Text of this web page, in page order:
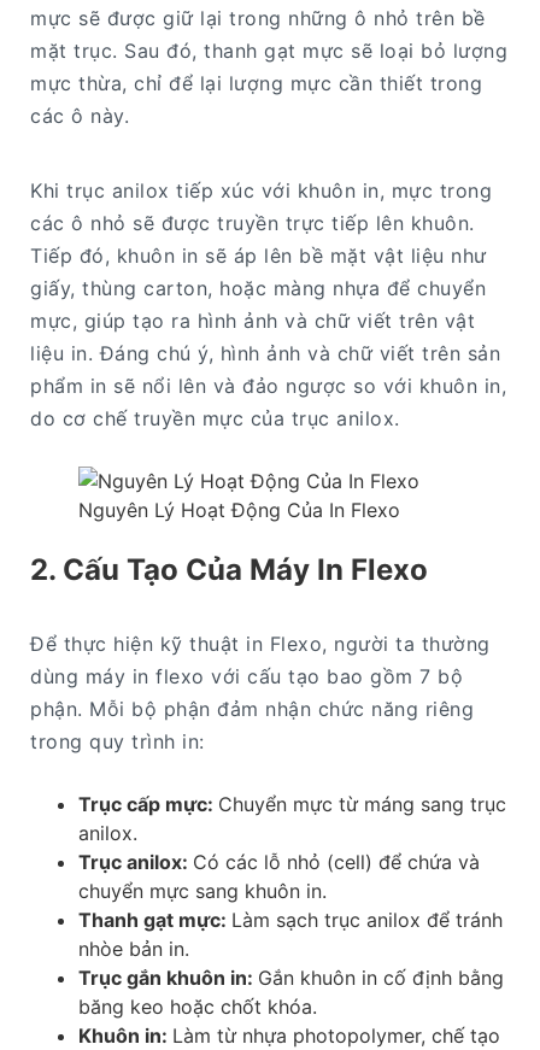
mực sẽ được giữ lại trong những ô nhỏ trên bề
mặt trục. Sau đó, thanh gạt mực sẽ loại bỏ lượng
mực thừa, chỉ để lại lượng mực cần thiết trong
các ô này.
Khi trục anilox tiếp xúc với khuôn in, mực trong
các ô nhỏ sẽ được truyền trực tiếp lên khuôn.
Tiếp đó, khuôn in sẽ áp lên bề mặt vật liệu như
giấy, thùng carton, hoặc màng nhựa để chuyển
mực, giúp tạo ra hình ảnh và chữ viết trên vật
liệu in. Đáng chú ý, hình ảnh và chữ viết trên sản
phẩm in sẽ nổi lên và đảo ngược so với khuôn in,
do cơ chế truyền mực của trục anilox.
Nguyên Lý Hoạt Động Của In Flexo
2. Cấu Tạo Của Máy In Flexo
Để thực hiện kỹ thuật in Flexo, người ta thường
dùng máy in flexo với cấu tạo bao gồm 7 bộ
phận. Mỗi bộ phận đảm nhận chức năng riêng
trong quy trình in:
Trục cấp mực: Chuyển mực từ máng sang trục
anilox.
Trục anilox: Có các lỗ nhỏ (cell) để chứa và
chuyển mực sang khuôn in.
Thanh gạt mực: Làm sạch trục anilox để tránh
nhòe bản in.
Trục gắn khuôn in: Gắn khuôn in cố định bằng
băng keo hoặc chốt khóa.
Khuôn in: Làm từ nhựa photopolymer, chế tạo